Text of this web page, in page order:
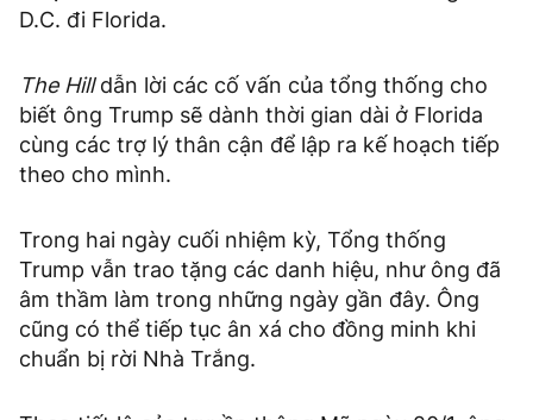
D.C. đi Florida.
The Hilldẫn lời các cố vấn của tổng thống cho
biết ông Trump sẽ dành thời gian dài ở Florida
cùng các trợ lý thân cận để lập ra kế hoạch tiếp
theo cho mình.
Trong hai ngày cuối nhiệm kỳ, Tổng thống
Trump vẫn ​​trao tặng các danh hiệu, như ông đã
âm thầm làm trong những ngày gần đây. Ông
cũng có thể tiếp tục ân xá cho đồng minh khi
chuẩn bị rời Nhà Trắng.